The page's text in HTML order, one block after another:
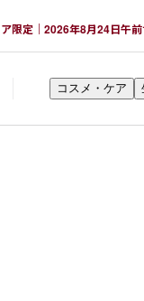
限定｜2026年8月24日午
コスメ・ケア